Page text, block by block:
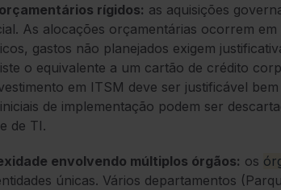
rígidos: as aquisições
As alocações orçamentárias ocorrem
gastos não planejados exigem
o equivalente a um cartão de crédito
em ITSM deve ser justificável
de implementação podem ser
de TI.
envolvendo múltiplos órgãos: os
únicas. Vários departamentos